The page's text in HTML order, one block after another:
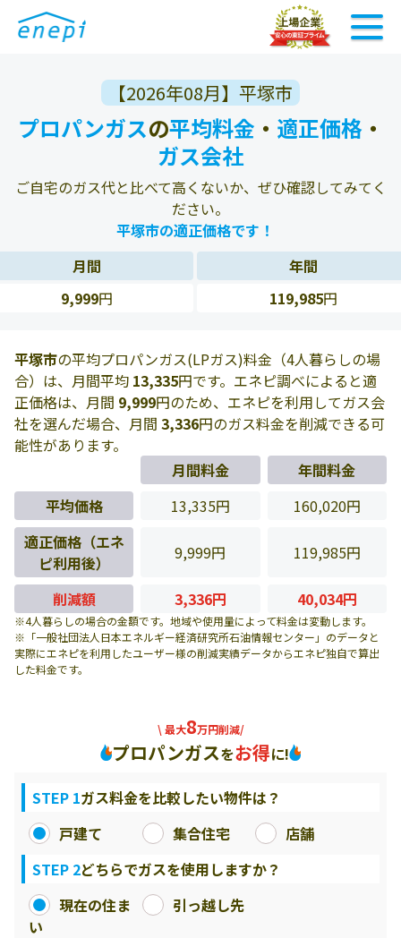
【2026年08月】平塚市
プロパンガスの平均料金 ・ 適正価格 ・
ガス会社
ご自宅のガス代と比べて高くないか、ぜひ確認してみてく
ださい。
平塚市の適正価格です！
月間
年間
9,999円 119,985円
平塚市の平均プロパンガス(LPガス)料金（4人暮らしの場
合）は、月間平均 13,335円です。エネピ調べによると適
正価格は、月間 9,999円のため、エネピを利用してガス会
社を選んだ場合、月間 3,336円のガス料金を削減できる可
能性があります。
月間料金
年間料金
平均価格
13,335円
160,020円
適正価格（エネ
ピ利用後）
9,999円 119,985円
削減額 3,336円 40,034円
※4人暮らしの場合の金額です。地域や使用量によって料金は変動します。
※「一般社団法人日本エネルギー経済研究所石油情報センター」のデータと
実際にエネピを利用したユーザー様の削減実績データからエネピ独自で算出
した料金です。
\ 最大8万円削減/
プロパンガスをお得に!
STEP 1ガス料金を比較したい物件は？
戸建て
集合住宅
店舗
STEP 2どちらでガスを使用しますか？
現在の住ま
い
引っ越し先